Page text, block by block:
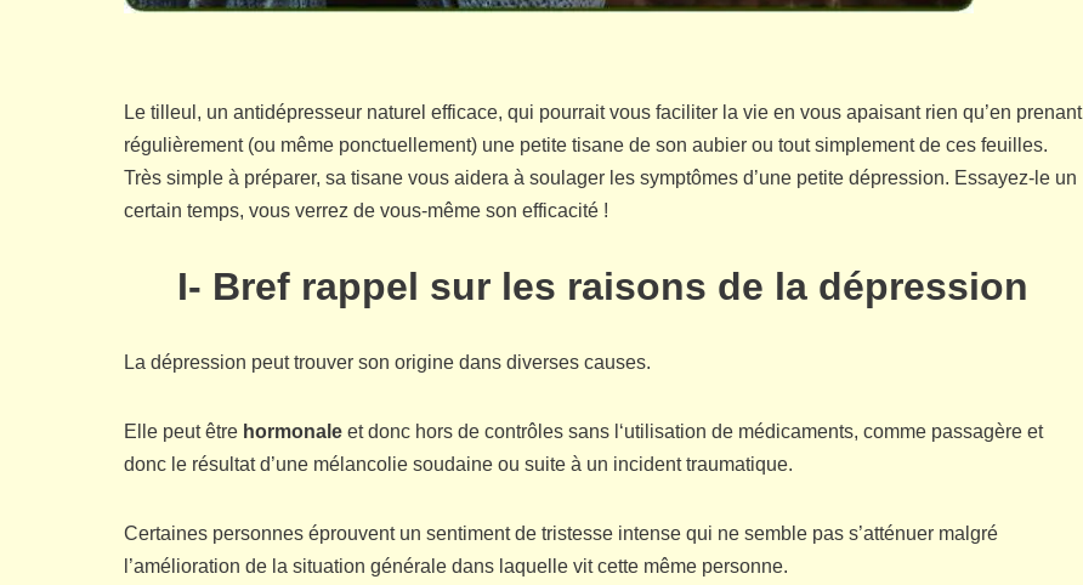
Le tilleul, un antidépresseur naturel efficace, qui pourrait vous faciliter la vie en vous apaisant rien qu’en prenant
régulièrement (ou même ponctuellement) une petite tisane de son aubier ou tout simplement de ces feuilles.
Très simple à préparer, sa tisane vous aidera à soulager les symptômes d’une petite dépression. Essayez-le un
certain temps, vous verrez de vous-même son efficacité !
I- Bref rappel sur les raisons de la dépression
La dépression peut trouver son origine dans diverses causes.
Elle peut être hormonale et donc hors de contrôles sans l‘utilisation de médicaments, comme passagère et
donc le résultat d’une mélancolie soudaine ou suite à un incident traumatique.
Certaines personnes éprouvent un sentiment de tristesse intense qui ne semble pas s’atténuer malgré
l’amélioration de la situation générale dans laquelle vit cette même personne.